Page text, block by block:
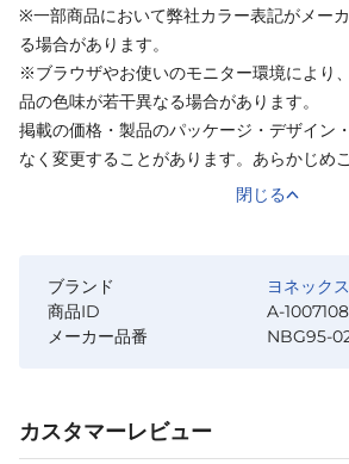
※一部商品において弊社カラー表記がメー
る場合があります。
※ブラウザやお使いのモニター環境により
品の色味が若干異なる場合があります。
掲載の価格・製品のパッケージ・デザイン
なく変更することがあります。あらかじめ
閉じる
ブランド
ヨネックス
商品ID
A-
メーカー品番
NBG95-
カスタマーレビュー